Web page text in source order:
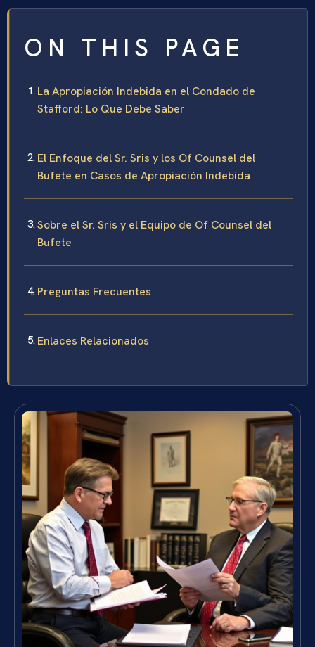
ON THIS PAGE
La Apropiación Indebida en el Condado de
Stafford: Lo Que Debe Saber
El Enfoque del Sr. Sris y los Of Counsel del
Bufete en Casos de Apropiación Indebida
Sobre el Sr. Sris y el Equipo de Of Counsel del
Bufete
Preguntas Frecuentes
Enlaces Relacionados